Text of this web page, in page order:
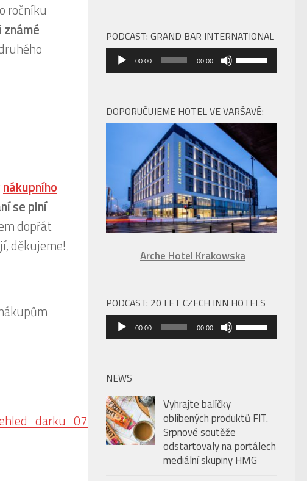
ročníku
nákupního
se plní
dopřát
děkujeme!
.
PODCAST: GRAND BAR INTERNATIONAL
Audio
přehrávač
00:00 00:00
Použitím
šipek
zvýšíte
nebo
snížíte
úroveň
hlasitosti.
DOPORUČUJEME HOTEL VE VARŠAVĚ:
Arche Hotel Krakowska
PODCAST: 20 LET CZECH INN HOTELS
Audio
přehrávač
00:00 00:00
Použitím
šipek
úroveň
NEWS
Vyhrajte balíčky
oblíbených produktů FIT.
Srpnové soutěže
odstartovaly na portálech
mediální skupiny HMG